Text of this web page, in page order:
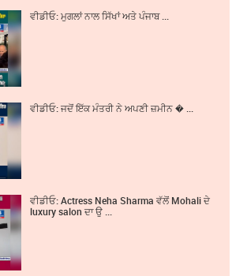
ਵੀਡੀਓ: ਮੁਗਲਾਂ ਨਾਲ ਸਿੱਖਾਂ ਅਤੇ ਪੰਜਾਬ ...
ਵੀਡੀਓ: ਜਦੋਂ ਇੱਕ ਮੰਤਰੀ ਨੇ ਅਪਣੀ ਜ਼ਮੀਨ � ...
ਵੀਡੀਓ: Actress Neha Sharma ਵੱਲੋਂ Mohali ਦੇ
luxury salon ਦਾ ਉ ...